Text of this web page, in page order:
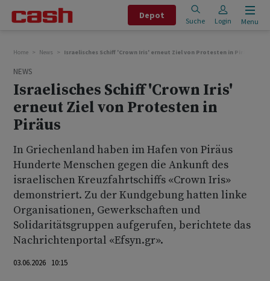
Depot
Suche Login Menu
Home News Israelisches Schiff 'Crown Iris' erneut Ziel von Protesten in Piräus
NEWS
Israelisches Schiff 'Crown Iris'
erneut Ziel von Protesten in
Piräus
In Griechenland haben im Hafen von Piräus
Hunderte Menschen gegen die Ankunft des
israelischen Kreuzfahrtschiffs «Crown Iris»
demonstriert. Zu der Kundgebung hatten linke
Organisationen, Gewerkschaften und
Solidaritätsgruppen aufgerufen, berichtete das
Nachrichtenportal «Efsyn.gr».
03.06.2026 10:15